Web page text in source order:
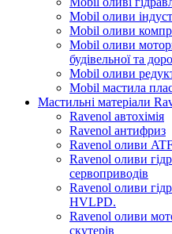
Mobil оливи
Mobil оливи
Mobil оливи
будівельної та
Mobil оливи
Mobil мастила
Мастильні матеріали
Ravenol автохімія
Ravenol антифриз
Ravenol оливи
Ravenol оливи
сервоприводів
Ravenol оливи
HVLPD.
Ravenol оливи
скутерів